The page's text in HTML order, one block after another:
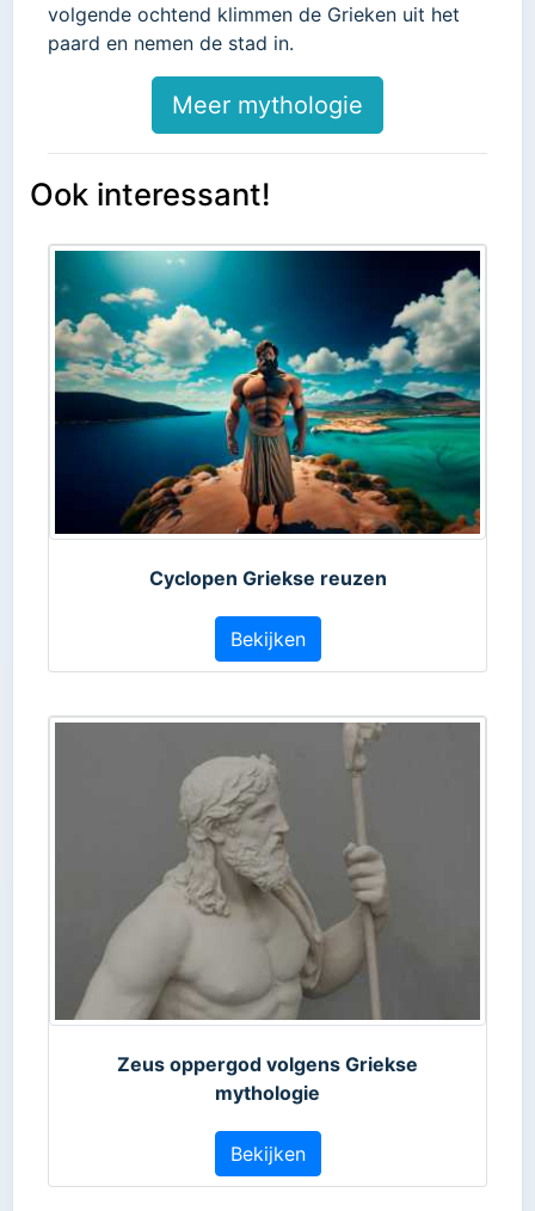
volgende ochtend klimmen de Grieken uit het
paard en nemen de stad in.
Meer mythologie
Ook interessant!
Cyclopen Griekse reuzen
Bekijken
Zeus oppergod volgens Griekse
mythologie
Bekijken